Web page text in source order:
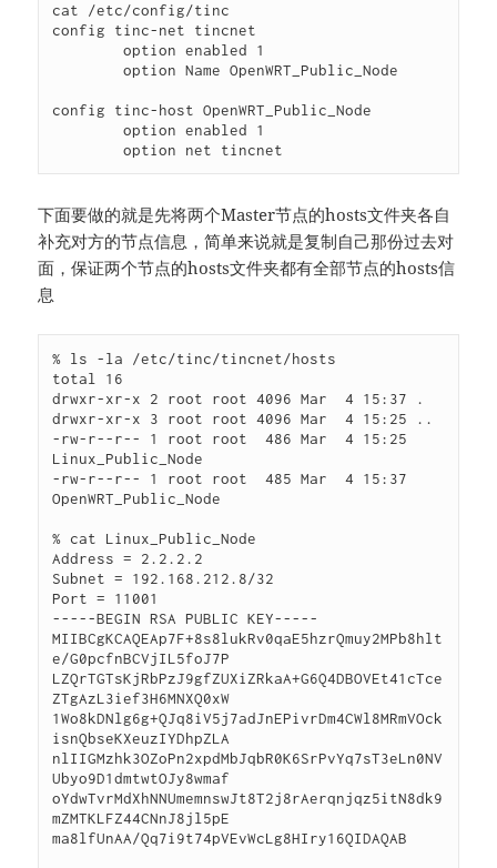
cat /etc/config/tinc
config tinc-net tincnet
	option enabled 1
	option Name OpenWRT_Public_Node
config tinc-host OpenWRT_Public_Node
	option enabled 1
	option net tincnet
下面要做的就是先将两个Master节点的hosts文件夹各自
补充对方的节点信息，简单来说就是复制自己那份过去对
面，保证两个节点的hosts文件夹都有全部节点的hosts信
息
% ls -la /etc/tinc/tincnet/hosts
total 16
drwxr-xr-x 2 root root 4096 Mar  4 15:37 .
drwxr-xr-x 3 root root 4096 Mar  4 15:25 ..
-rw-r--r-- 1 root root  486 Mar  4 15:25
Linux_Public_Node
-rw-r--r-- 1 root root  485 Mar  4 15:37
OpenWRT_Public_Node
% cat Linux_Public_Node
Address = 2.2.2.2
Subnet = 192.168.212.8/32
Port = 11001
-----BEGIN RSA PUBLIC KEY-----
MIIBCgKCAQEAp7F+8s8lukRv0qaE5hzrQmuy2MPb8hlt
e/G0pcfnBCVjIL5foJ7P
LZQrTGTsKjRbPzJ9gfZUXiZRkaA+G6Q4DBOVEt41cTce
ZTgAzL3ief3H6MNXQ0xW
1Wo8kDNlg6g+QJq8iV5j7adJnEPivrDm4CWl8MRmVOck
isnQbseKXeuzIYDhpZLA
nlIIGMzhk3OZoPn2xpdMbJqbR0K6SrPvYq7sT3eLn0NV
Ubyo9D1dmtwtOJy8wmaf
oYdwTvrMdXhNNUmemnswJt8T2j8rAerqnjqz5itN8dk9
mZMTKLFZ44CNnJ8jl5pE
ma8lfUnAA/Qq7i9t74pVEvWcLg8HIry16QIDAQAB